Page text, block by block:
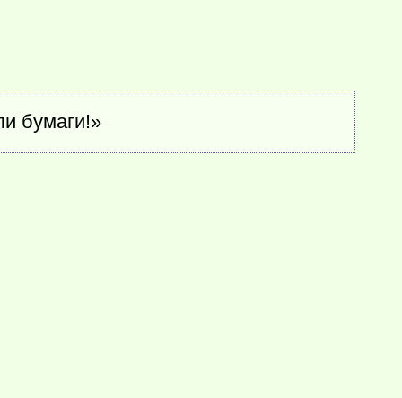
бумаги!»